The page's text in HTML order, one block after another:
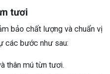
tươi
bảo chất lượng và chuẩn vị
các bước như sau:
thân mú từn tươi.